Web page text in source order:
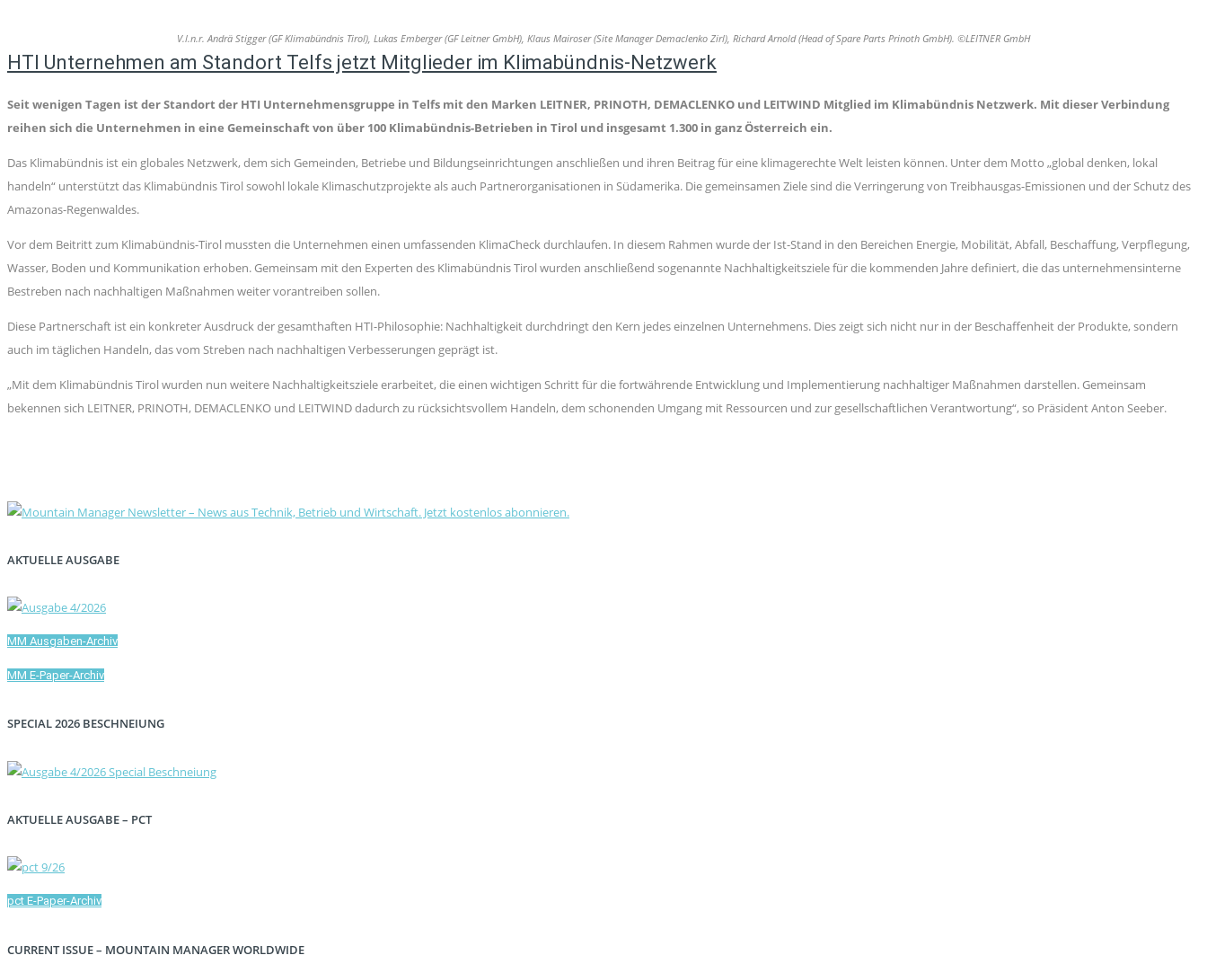
V.l.n.r. Andrä Stigger (GF Klimabündnis Tirol), Lukas Emberger (GF Leitner GmbH), Klaus Mairoser (Site Manager Demaclenko Zirl), Richard Arnold (Head of Spare Parts Prinoth GmbH). ©LEITNER GmbH
HTI Unternehmen am Standort Telfs jetzt Mitglieder im Klimabündnis-Netzwerk
Seit wenigen Tagen ist der Standort der HTI Unternehmensgruppe in Telfs mit den Marken LEITNER, PRINOTH, DEMACLENKO und LEITWIND Mitglied im Klimabündnis Netzwerk. Mit dieser Verbindung
reihen sich die Unternehmen in eine Gemeinschaft von über 100 Klimabündnis-Betrieben in Tirol und insgesamt 1.300 in ganz Österreich ein.
Das Klimabündnis ist ein globales Netzwerk, dem sich Gemeinden, Betriebe und Bildungseinrichtungen anschließen und ihren Beitrag für eine klimagerechte Welt leisten können. Unter dem Motto „global denken, lokal
handeln“ unterstützt das Klimabündnis Tirol sowohl lokale Klimaschutzprojekte als auch Partnerorganisationen in Südamerika. Die gemeinsamen Ziele sind die Verringerung von Treibhausgas-Emissionen und der Schutz des
Amazonas-Regenwaldes.
Vor dem Beitritt zum Klimabündnis-Tirol mussten die Unternehmen einen umfassenden KlimaCheck durchlaufen. In diesem Rahmen wurde der Ist-Stand in den Bereichen Energie, Mobilität, Abfall, Beschaffung, Verpflegung,
Wasser, Boden und Kommunikation erhoben. Gemeinsam mit den Experten des Klimabündnis Tirol wurden anschließend sogenannte Nachhaltigkeitsziele für die kommenden Jahre definiert, die das unternehmensinterne
Bestreben nach nachhaltigen Maßnahmen weiter vorantreiben sollen.
Diese Partnerschaft ist ein konkreter Ausdruck der gesamthaften HTI-Philosophie: Nachhaltigkeit durchdringt den Kern jedes einzelnen Unternehmens. Dies zeigt sich nicht nur in der Beschaffenheit der Produkte, sondern
auch im täglichen Handeln, das vom Streben nach nachhaltigen Verbesserungen geprägt ist.
„Mit dem Klimabündnis Tirol wurden nun weitere Nachhaltigkeitsziele erarbeitet, die einen wichtigen Schritt für die fortwährende Entwicklung und Implementierung nachhaltiger Maßnahmen darstellen. Gemeinsam
bekennen sich LEITNER, PRINOTH, DEMACLENKO und LEITWIND dadurch zu rücksichtsvollem Handeln, dem schonenden Umgang mit Ressourcen und zur gesellschaftlichen Verantwortung“, so Präsident Anton Seeber.
AKTUELLE AUSGABE
MM Ausgaben-Archiv
MM E-Paper-Archiv
SPECIAL 2026 BESCHNEIUNG
AKTUELLE AUSGABE – PCT
pct E-Paper-Archiv
CURRENT ISSUE – MOUNTAIN MANAGER WORLDWIDE